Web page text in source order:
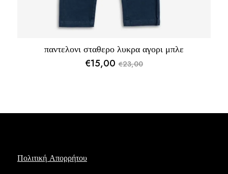
παντελονι σταθερο λυκρα αγορι μπλε
€23,00
Original
€23,00.
€15,00Η
είναι:
Πολιτική Απορρήτου